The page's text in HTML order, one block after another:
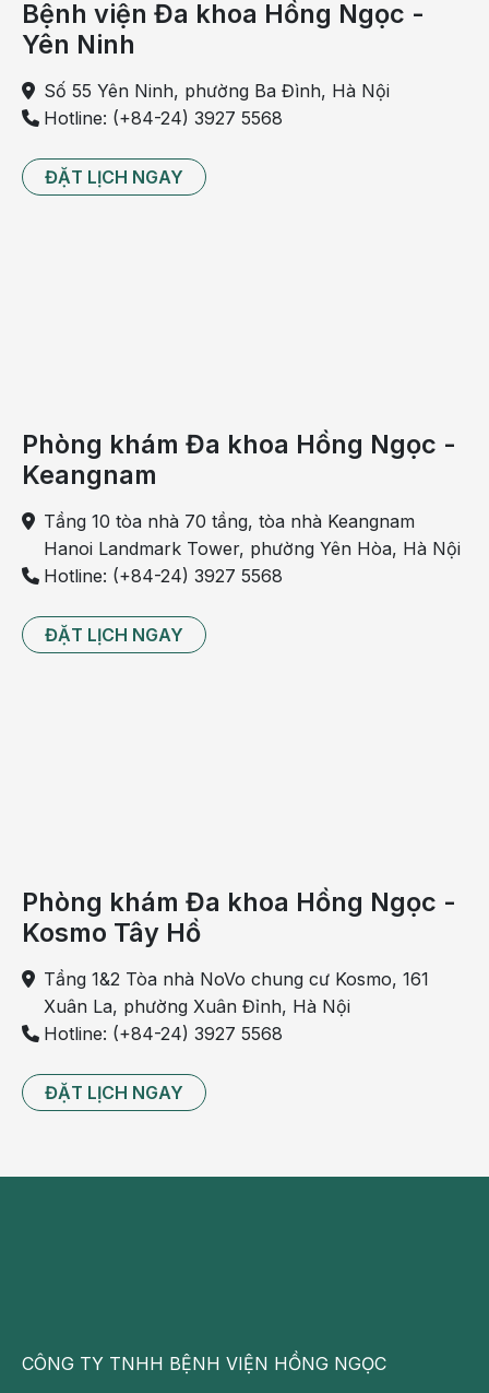
thực tế, bài thuyết trình đã mang đến những lưu ý
quan trọng từ kiểm soát đường huyết, đánh giá toàn
thiệp phù hợp nhằm kiểm soát rủi ro cho nhóm đối
tượng nguy cơ cao này.
ThS.BS CKII Lê Anh Tâm chia sẻ bài báo cáo: “Đục
Bên cạnh phác đồ điều trị, việc lựa chọn thủy tinh
thể nhân tạo (IOL) phù hợp chính là chìa khóa quyết
người bệnh sau phẫu thuật. Tại hội thảo, chị Nguyễn
Thị Mỹ Thuận - Chuyên viên kinh doanh và ứng
(Thụy Sĩ) đã trình bày báo cáo: “Thủy tinh thể nhân
tạo (IOL) lý tưởng”. Bài chia sẻ đi sâu vào những tiến
Bệnh viện Đa khoa Hồng Ngọc -
Yên Ninh
Số 55 Yên Ninh, phường Ba Đình, Hà Nội
Hotline: (+84-24) 3927 5568
ĐẶT LỊCH NGAY
Phòng khám Đa khoa Hồng Ngọc -
Keangnam
Tầng 10 tòa nhà 70 tầng, tòa nhà Keangnam
Hanoi Landmark Tower, phường Yên Hòa, Hà Nội
Hotline: (+84-24) 3927 5568
ĐẶT LỊCH NGAY
Phòng khám Đa khoa Hồng Ngọc -
Kosmo Tây Hồ
Tầng 1&2 Tòa nhà NoVo chung cư Kosmo, 161
Xuân La, phường Xuân Đỉnh, Hà Nội
Hotline: (+84-24) 3927 5568
ĐẶT LỊCH NGAY
CÔNG TY TNHH BỆNH VIỆN HỒNG NGỌC